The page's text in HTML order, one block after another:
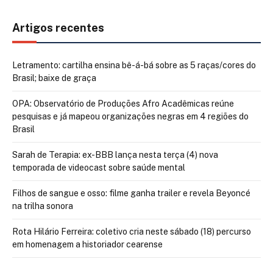
Artigos recentes
Letramento: cartilha ensina bê-á-bá sobre as 5 raças/cores do
Brasil; baixe de graça
OPA: Observatório de Produções Afro Acadêmicas reúne
pesquisas e já mapeou organizações negras em 4 regiões do
Brasil
Sarah de Terapia: ex-BBB lança nesta terça (4) nova
temporada de videocast sobre saúde mental
Filhos de sangue e osso: filme ganha trailer e revela Beyoncé
na trilha sonora
Rota Hilário Ferreira: coletivo cria neste sábado (18) percurso
em homenagem a historiador cearense